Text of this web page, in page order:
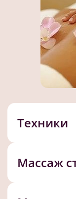
Техники
Массаж